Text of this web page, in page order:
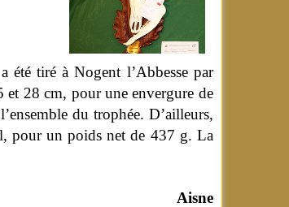
été tiré à Nogent l’Abbesse par
et 28 cm, pour une envergure de
du trophée. D’ailleurs,
pour un poids net de 437 g. La
Aisne